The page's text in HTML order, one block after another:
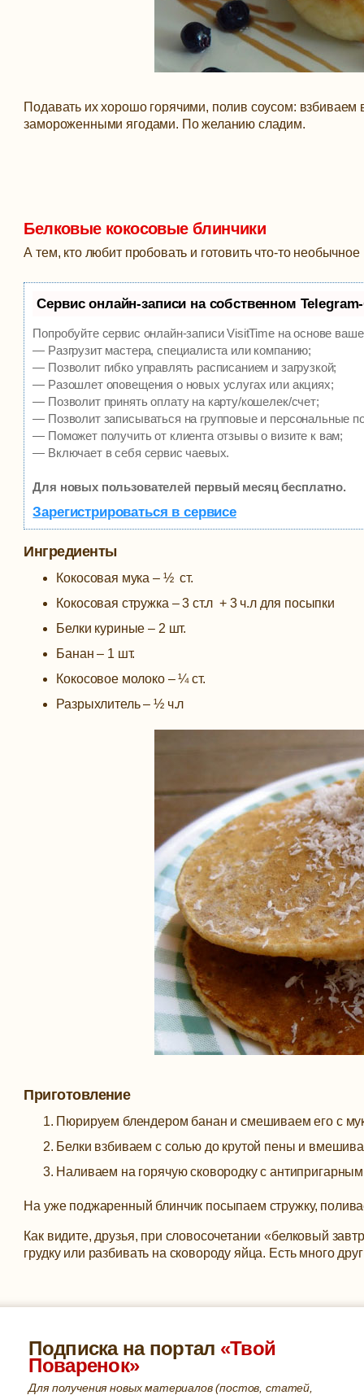
Подавать их хорошо горячими, полив соусом: взбиваем
замороженными ягодами. По желанию сладим.
Белковые кокосовые блинчики
А тем, кто любит пробовать и готовить что-то
Сервис онлайн-записи на собственном
Попробуйте сервис онлайн-записи VisitTime на основе
— Разгрузит мастера, специалиста или компанию;
— Позволит гибко управлять расписанием и загрузкой;
— Разошлет оповещения о новых услугах или акциях;
— Позволит принять оплату на карту/кошелек/счет;
— Позволит записываться на групповые и персональные
— Поможет получить от клиента отзывы о визите к вам;
— Включает в себя сервис чаевых.
Для новых пользователей первый месяц бесплатно.
Зарегистрироваться в сервисе
Ингредиенты
Кокосовая мука – ½ ст.
Кокосовая стружка – 3 ст.л + 3 ч.л для посыпки
Белки куриные – 2 шт.
Банан – 1 шт.
Кокосовое молоко – ¼ ст.
Разрыхлитель – ½ ч.л
Приготовление
Пюрируем блендером банан и смешиваем его с
Белки взбиваем с солью до крутой пены и
Наливаем на горячую сковородку с
На уже поджаренный блинчик посыпаем стружку,
Как видите, друзья, при словосочетании «белковый
грудку или разбивать на сковороду яйца. Есть много
Подписка на портал «Твой
Поваренок»
Для получения новых материалов (постов, статей,